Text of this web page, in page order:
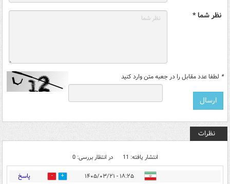
نظر شما *
* لطفا عدد مقابل را در جعبه متن وارد کنید
نظرات
انتشار یافته: 11 در انتظار بررسی: 0
۱۸:۲۵ - ۱۴۰۵/۰۳/۲۱ 0 پاسخ